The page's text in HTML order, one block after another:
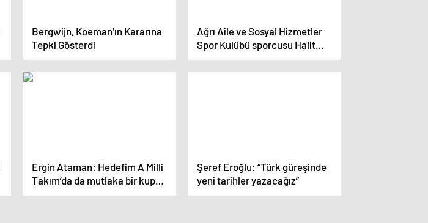
Bergwijn, Koeman’ın Kararına
Tepki Gösterdi
Ağrı Aile ve Sosyal Hizmetler
Spor Kulübü sporcusu Halit
Durak Türkiye şampiyonu oldu
Ergin Ataman: Hedefim A Milli
Takım’da da mutlaka bir kupa
kazanmak
Şeref Eroğlu: “Türk güreşinde
yeni tarihler yazacağız”